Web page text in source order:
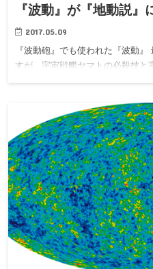
『波動』が『地動説』
2017.05.09
『波動砲』でも使われた『波動
すが、宇宙戦艦ヤマトの必殺技と